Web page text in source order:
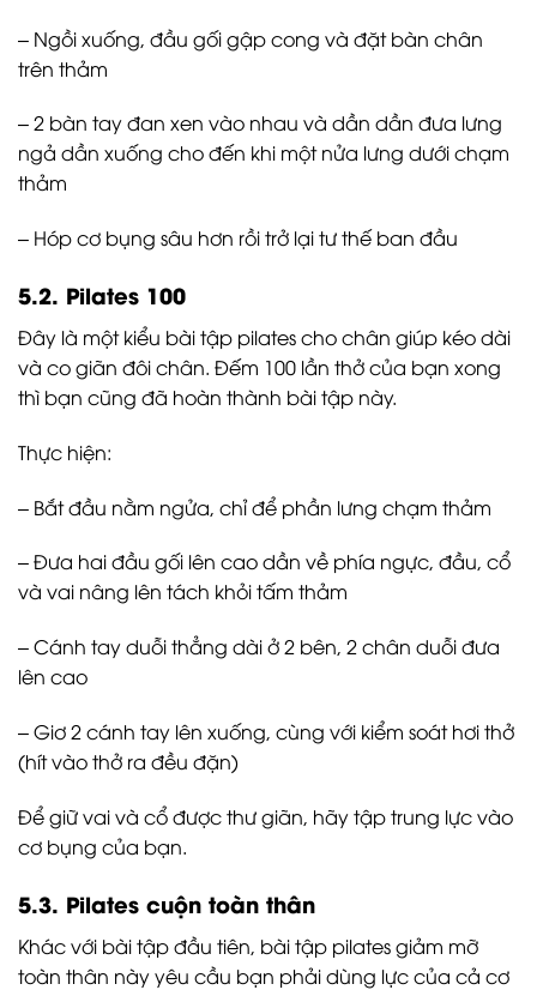
– Ngồi xuống, đầu gối gập cong và đặt bàn chân
trên thảm
– 2 bàn tay đan xen vào nhau và dần dần đưa lưng
ngả dần xuống cho đến khi một nửa lưng dưới chạm
thảm
– Hóp cơ bụng sâu hơn rồi trở lại tư thế ban đầu
5.2. Pilates 100
Đây là một kiểu bài tập pilates cho chân giúp kéo dài
và co giãn đôi chân. Đếm 100 lần thở của bạn xong
thì bạn cũng đã hoàn thành bài tập này.
Thực hiện:
– Bắt đầu nằm ngửa, chỉ để phần lưng chạm thảm
– Đưa hai đầu gối lên cao dần về phía ngực, đầu, cổ
và vai nâng lên tách khỏi tấm thảm
– Cánh tay duỗi thẳng dài ở 2 bên, 2 chân duỗi đưa
lên cao
– Giơ 2 cánh tay lên xuống, cùng với kiểm soát hơi thở
(hít vào thở ra đều đặn)
Để giữ vai và cổ được thư giãn, hãy tập trung lực vào
cơ bụng của bạn.
5.3. Pilates cuộn toàn thân
Khác với bài tập đầu tiên, bài tập pilates giảm mỡ
toàn thân này yêu cầu bạn phải dùng lực của cả cơ